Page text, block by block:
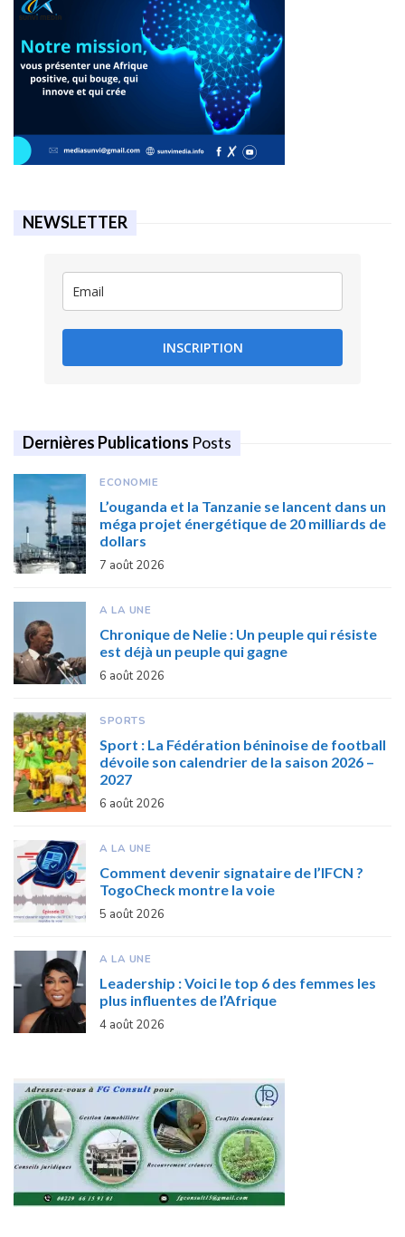
NEWSLETTER
INSCRIPTION
Dernières Publications Posts
ECONOMIE
L’ouganda et la Tanzanie se lancent dans un
méga projet énergétique de 20 milliards de
dollars
7 août 2026
A LA UNE
Chronique de Nelie : Un peuple qui résiste
est déjà un peuple qui gagne
6 août 2026
SPORTS
Sport : La Fédération béninoise de football
dévoile son calendrier de la saison 2026 –
2027
6 août 2026
A LA UNE
Comment devenir signataire de l’IFCN ?
TogoCheck montre la voie
5 août 2026
A LA UNE
Leadership : Voici le top 6 des femmes les
plus influentes de l’Afrique
4 août 2026